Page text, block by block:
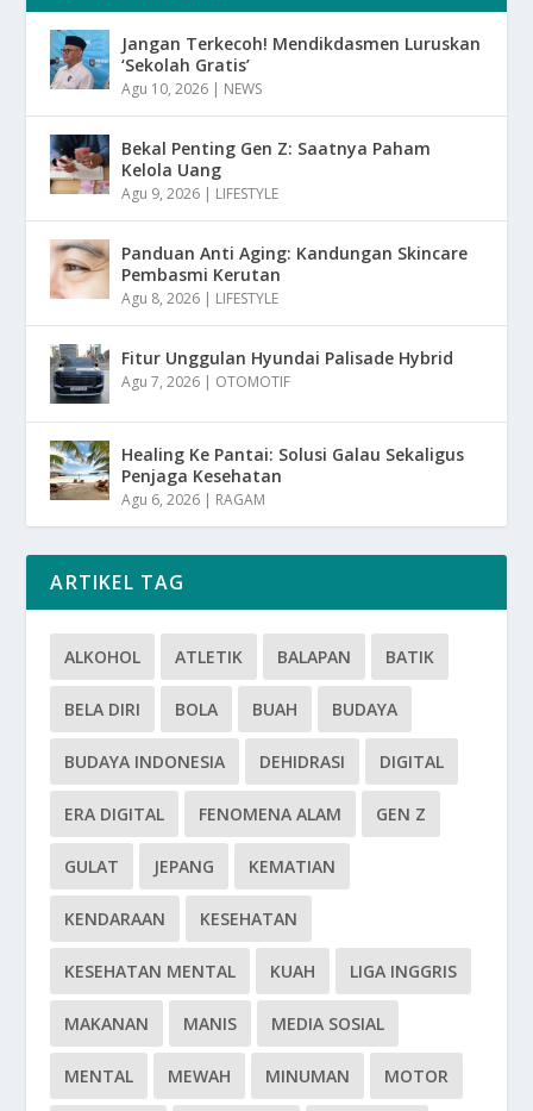
Jangan Terkecoh! Mendikdasmen Luruskan
‘Sekolah Gratis’
Agu 10, 2026 | NEWS
Bekal Penting Gen Z: Saatnya Paham
Kelola Uang
Agu 9, 2026 | LIFESTYLE
Panduan Anti Aging: Kandungan Skincare
Pembasmi Kerutan
Agu 8, 2026 | LIFESTYLE
Fitur Unggulan Hyundai Palisade Hybrid
Agu 7, 2026 | OTOMOTIF
Healing Ke Pantai: Solusi Galau Sekaligus
Penjaga Kesehatan
Agu 6, 2026 | RAGAM
ARTIKEL TAG
ALKOHOL ATLETIK BALAPAN BATIK
BELA DIRI BOLA BUAH BUDAYA
BUDAYA INDONESIA DEHIDRASI DIGITAL
ERA DIGITAL FENOMENA ALAM GEN Z
GULAT JEPANG KEMATIAN
KENDARAAN KESEHATAN
KESEHATAN MENTAL KUAH LIGA INGGRIS
MAKANAN MANIS MEDIA SOSIAL
MENTAL MEWAH MINUMAN MOTOR